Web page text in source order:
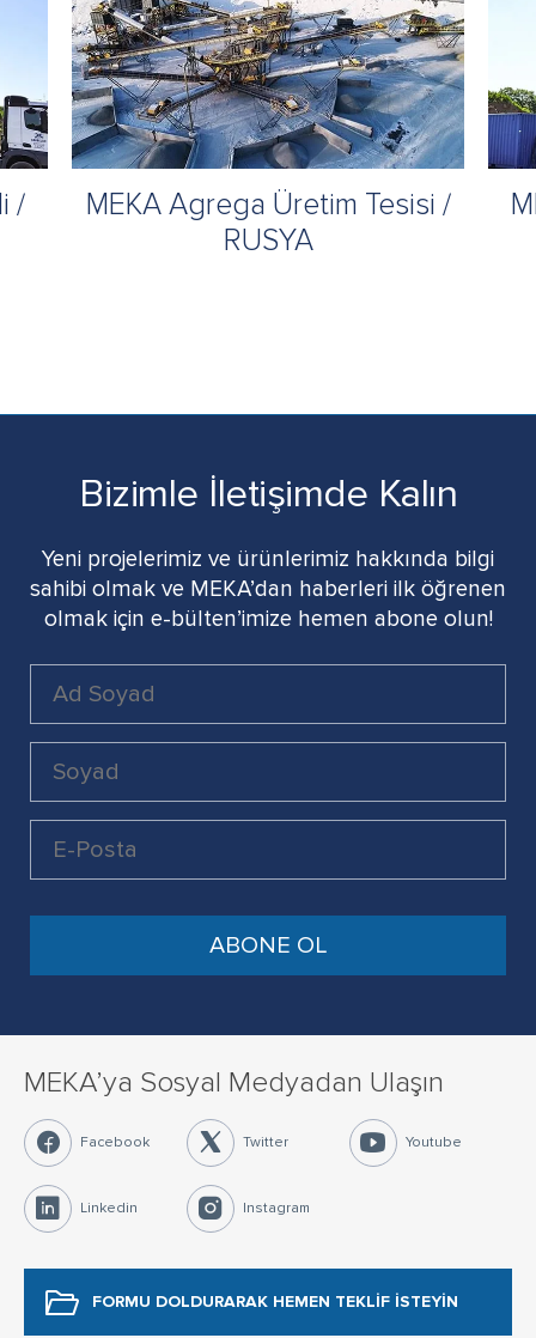
/
MEKA Agrega Üretim Tesisi /
RUSYA
Bizimle İletişimde Kalın
Yeni projelerimiz ve ürünlerimiz hakkında bilgi
sahibi olmak ve MEKA’dan haberleri ilk öğrenen
olmak için e-bülten’imize hemen abone olun!
MEKA’ya Sosyal Medyadan Ulaşın
Facebook Twitter Youtube
Linkedin Instagram
FORMU DOLDURARAK HEMEN TEKLİF İSTEYİN